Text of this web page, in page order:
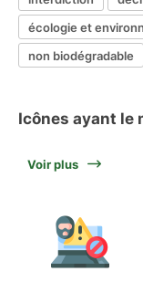
écologie et
non biodégradable
Icônes ayant le
Voir plus